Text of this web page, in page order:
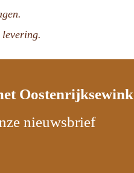
levering.
nieuwsbrief